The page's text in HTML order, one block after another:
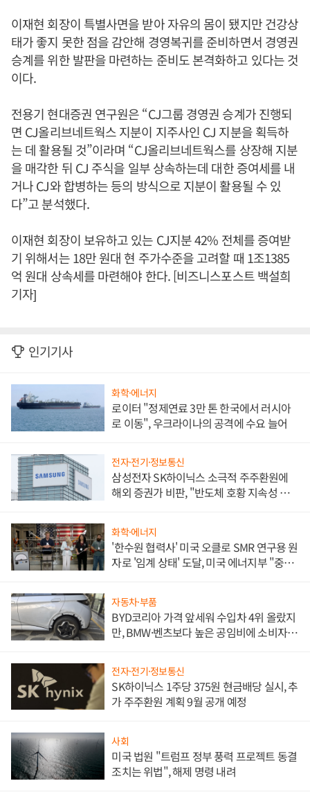
이재현 회장이 특별사면을 받아 자유의 몸이 됐지만 건강상
태가 좋지 못한 점을 감안해 경영복귀를 준비하면서 경영권
승계를 위한 발판을 마련하는 준비도 본격화하고 있다는 것
이다.
전용기 현대증권 연구원은 “CJ그룹 경영권 승계가 진행되
면 CJ올리브네트웍스 지분이 지주사인 CJ 지분을 획득하
는 데 활용될 것”이라며 “CJ올리브네트웍스를 상장해 지분
을 매각한 뒤 CJ 주식을 일부 상속하는데 대한 증여세를 내
거나 CJ와 합병하는 등의 방식으로 지분이 활용될 수 있
다”고 분석했다.
이재현 회장이 보유하고 있는 CJ지분 42% 전체를 증여받
기 위해서는 18만 원대 현 주가수준을 고려할 때 1조1385
억 원대 상속세를 마련해야 한다. [비즈니스포스트 백설희
기자]
인기기사
화학·에너지
로이터 "정제연료 3만 톤 한국에서 러시아
로 이동", 우크라이나의 공격에 수요 늘어
전자·전기·정보통신
삼성전자 SK하이닉스 소극적 주주환원에
해외 증권가 비판, "반도체 호황 지속성 의
화학·에너지
'한수원 협력사' 미국 오클로 SMR 연구용 원
자로 '임계 상태' 도달, 미국 에너지부 "중요
자동차·부품
BYD코리아 가격 앞세워 수입차 4위 올랐지
만, BMW·벤츠보다 높은 공임비에 소비자
전자·전기·정보통신
SK하이닉스 1주당 375원 현금배당 실시, 추
가 주주환원 계획 9월 공개 예정
사회
미국 법원 "트럼프 정부 풍력 프로젝트 동결
조치는 위법", 해제 명령 내려